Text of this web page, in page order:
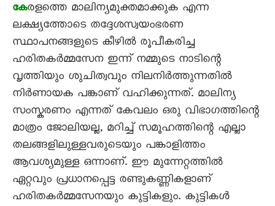
കേരളത്തെ മാലിന്യമുക്തമാക്കുക എന്ന
ലക്ഷ്യത്തോടെ തദ്ദേശസ്വയംഭരണ
സ്ഥാപനങ്ങളുടെ കീഴിൽ രൂപീകരിച്ച
ഹരിതകർമ്മസേന ഇന്ന് നമ്മുടെ നാടിന്റെ
വൃത്തിയും ശുചിത്വവും നിലനിർത്തുന്നതിൽ
നിർണായക പങ്കാണ് വഹിക്കുന്നത്. മാലിന്യ
സംസ്കരണം എന്നത് കേവലം ഒരു വിഭാഗത്തിന്റെ
മാത്രം ജോലിയല്ല, മറിച്ച് സമൂഹത്തിന്റെ എല്ലാ
തലങ്ങളിലുള്ളവരുടെയും പങ്കാളിത്തം
ആവശ്യമുള്ള ഒന്നാണ്. ഈ മുന്നേറ്റത്തിൽ
ഏറ്റവും പ്രധാനപ്പെട്ട രണ്ടുകണ്ണികളാണ്
ഹരിതകർമ്മസേനയും കുട്ടികളും. കുട്ടികൾ